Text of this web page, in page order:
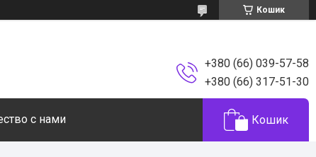
Кошик
+380 (66) 039-57-58
+380 (66) 317-51-30
с нами Кошик